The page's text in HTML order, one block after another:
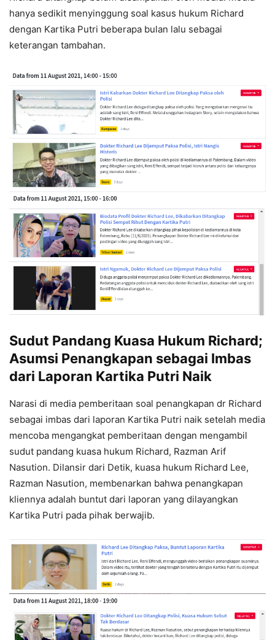
hanya sedikit menyinggung soal kasus hukum Richard
dengan Kartika Putri beberapa bulan lalu sebagai
keterangan tambahan.
Sudut Pandang Kuasa Hukum Richard;
Asumsi Penangkapan sebagai Imbas
dari Laporan Kartika Putri Naik
Narasi di media pemberitaan soal penangkapan dr Richard
sebagai imbas dari laporan Kartika Putri naik setelah media
mencoba mengangkat pemberitaan dengan mengambil
sudut pandang kuasa hukum Richard, Razman Arif
Nasution. Dilansir dari Detik, kuasa hukum Richard Lee,
Razman Nasution, membenarkan bahwa penangkapan
kliennya adalah buntut dari laporan yang dilayangkan
Kartika Putri pada pihak berwajib.